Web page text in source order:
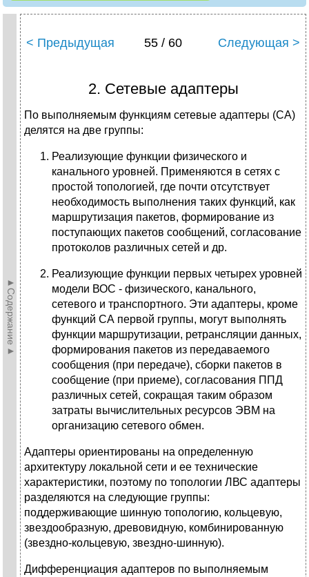
►Содержание►
< Предыдущая 55 / 60 Следующая >
2. Сетевые адаптеры
По выполняемым функциям сетевые адаптеры (СА)
делятся на две группы:
Реализующие функции физического и
канального уровней. Применяются в сетях с
простой топологией, где почти отсутствует
необходимость выполнения таких функций, как
маршрутизация пакетов, формирование из
поступаю­щих пакетов сообщений, согласование
протоколов различных сетей и др.
Реализующие функции первых четырех уровней
модели ВОС - физи­ческого, канального,
сетевого и транспортного. Эти адаптеры, кроме
функций СА первой группы, могут выполнять
функции маршрутизации, ретрансляции данных,
формирования пакетов из передаваемого
сообщения (при передаче), сборки пакетов в
сообщение (при приеме), согласования ППД
различных сетей, сокращая таким образом
затраты вычислительных ресурсов ЭВМ на
организацию сетевого обмен.
Адаптеры ориентированы на определенную
архитектуру локальной сети и ее технические
характеристики, поэтому по топологии ЛВС адаптеры
разделяются на следующие группы:
поддерживающие шинную топологию, кольцевую,
звездообразную, древовидную, комбинированную
(звездно-кольцевую, звездно-шинную).
Дифференциация адаптеров по выполняемым